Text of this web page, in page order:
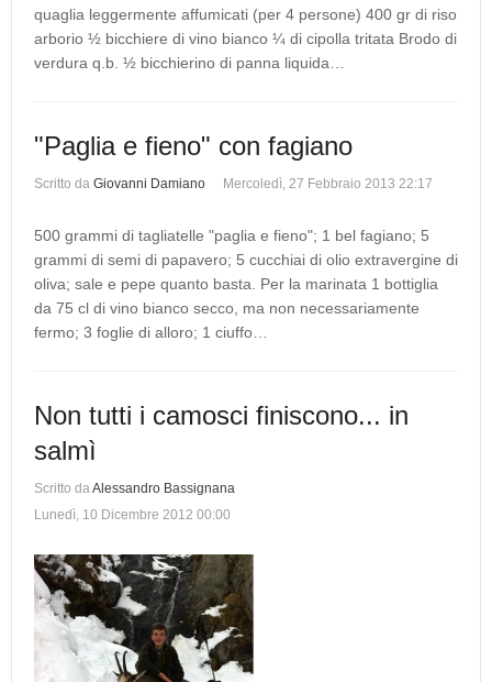
quaglia leggermente affumicati (per 4 persone) 400 gr di riso
arborio ½ bicchiere di vino bianco ¼ di cipolla tritata Brodo di
verdura q.b. ½ bicchierino di panna liquida…
"Paglia e fieno" con fagiano
Scritto da Giovanni Damiano Mercoledì, 27 Febbraio 2013 22:17
500 grammi di tagliatelle "paglia e fieno"; 1 bel fagiano; 5
grammi di semi di papavero; 5 cucchiai di olio extravergine di
oliva; sale e pepe quanto basta. Per la marinata 1 bottiglia
da 75 cl di vino bianco secco, ma non necessariamente
fermo; 3 foglie di alloro; 1 ciuffo…
Non tutti i camosci finiscono... in
salmì
Scritto daAlessandro Bassignana
Lunedì, 10 Dicembre 2012 00:00